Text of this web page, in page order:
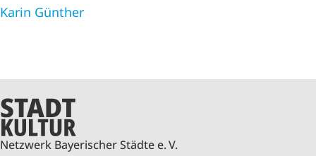
Karin Günther
Netzwerk Bayerischer Städte e. V.